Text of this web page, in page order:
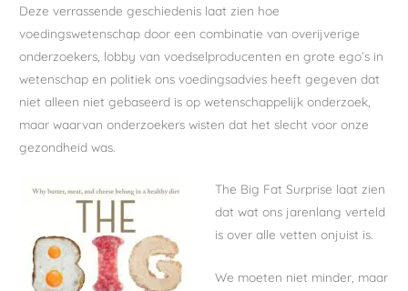
Deze verrassende geschiedenis laat zien hoe
voedingswetenschap door een combinatie van overijverige
onderzoekers, lobby van voedselproducenten en grote ego’s in
wetenschap en politiek ons voedingsadvies heeft gegeven dat
niet alleen niet gebaseerd is op wetenschappelijk onderzoek,
maar waarvan onderzoekers wisten dat het slecht voor onze
gezondheid was.
The Big Fat Surprise laat zien
dat wat ons jarenlang verteld
is over alle vetten onjuist is.
We moeten niet minder, maar